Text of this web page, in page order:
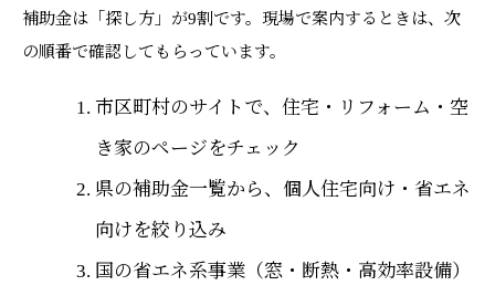
補助金は「探し方」が9割です。現場で案内するときは、次
の順番で確認してもらっています。
市区町村のサイトで、住宅・リフォーム・空
き家のページをチェック
県の補助金一覧から、個人住宅向け・省エネ
向けを絞り込み
国の省エネ系事業（窓・断熱・高効率設備）